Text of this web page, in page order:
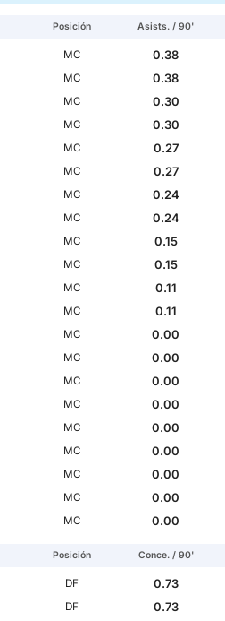
Posición Asists. / 90'
MC
0.38
MC
0.38
MC
0.30
MC
0.30
MC
0.27
MC
0.27
MC
0.24
MC
0.24
MC
0.15
MC
0.15
MC
0.11
MC
0.11
MC
0.00
MC
0.00
MC
0.00
MC
0.00
MC
0.00
MC
0.00
MC
0.00
MC
0.00
MC 0.00
Posición Conce. / 90'
DF
0.73
DF
0.73